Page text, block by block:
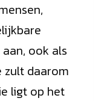
ook als
zult daarom
ligt op het